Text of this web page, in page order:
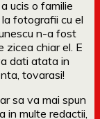
ucis o familie
fotografii cu el
n-a fost
zicea chiar el. E
dati atata in
tovarasi!
sa va mai spun
in multe redactii,